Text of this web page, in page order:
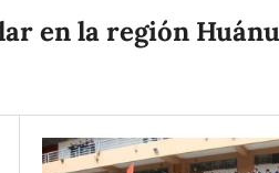
en la región